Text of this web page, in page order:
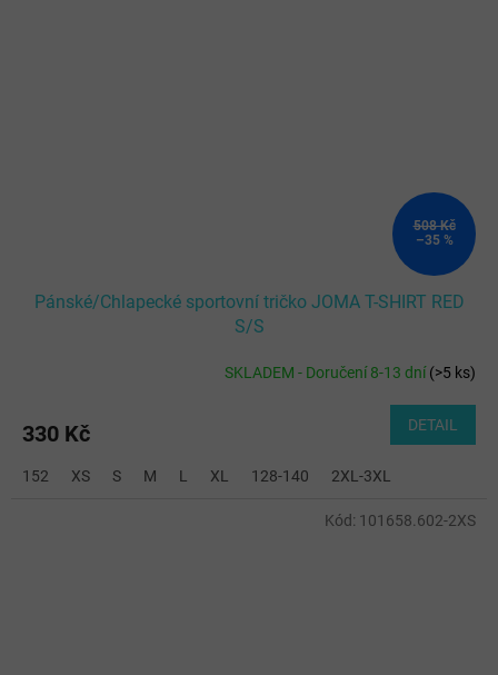
508 Kč
–35 %
Pánské/Chlapecké sportovní tričko JOMA T-SHIRT RED
S/S
SKLADEM - Doručení 8-13 dní(>5 ks)
330 Kč DETAIL
152 XS S M L XL 128-140 2XL-3XL
Kód: 101658.602-2XS